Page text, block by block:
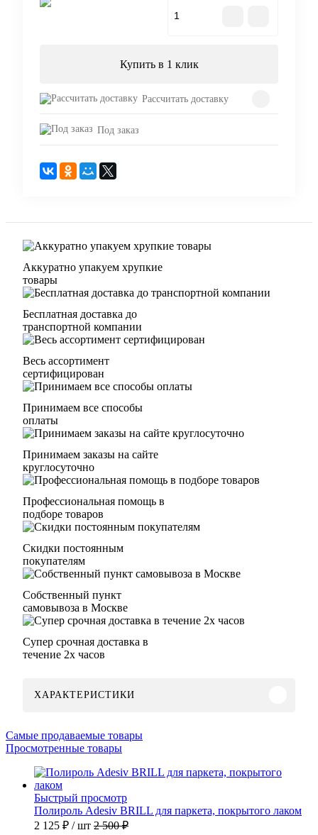
Купить в 1 клик
Рассчитать доставку
Под заказ
Аккуратно упакуем хрупкие
товары
Бесплатная доставка до
транспортной компании
Весь ассортимент
сертифицирован
Принимаем все способы
оплаты
Принимаем заказы на сайте
круглосуточно
Профессиональная помощь в
подборе товаров
Скидки постоянным
покупателям
Собственный пункт
самовывоза в Москве
Супер срочная доставка в
течение 2х часов
ХАРАКТЕРИСТИКИ
Самые продаваемые товары
Просмотренные товары
Быстрый просмотр
Полироль Adesiv BRILL для паркета, покрытого лаком
2 125 ₽ / шт 2 500 ₽